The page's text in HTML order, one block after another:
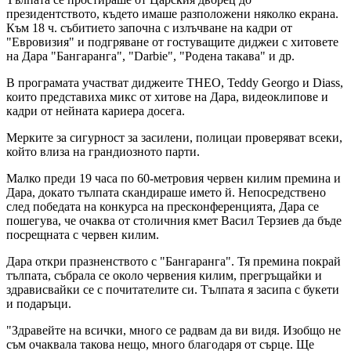
президентството, където имаше разположени няколко екрана.
Към 18 ч. събитието започна с излъчване на кадри от
"Евровизия" и подгряване от гостуващите диджеи с хитовете
на Дара "Бангаранга", "Darbie", "Родена такава" и др.
В програмата участват диджеите THEO, Teddy Georgo и Diass,
които представиха микс от хитове на Дара, видеоклипове и
кадри от нейната кариера досега.
Мерките за сигурност за засилени, полицаи проверяват всеки,
който влиза на грандиозното парти.
Малко преди 19 часа по 60-метровия червен килим премина и
Дара, докато тълпата скандираше името й. Непосредствено
след победата на конкурса на пресконференцията, Дара се
пошегува, че очаква от столичния кмет Васил Терзиев да бъде
посрещната с червен килим.
Дара откри празненството с "Бангаранга". Тя премина покрай
тълпата, събрала се около червения килим, прегръщайки и
здрависвайки се с почитателите си. Тълпата я засипа с букети
и подаръци.
"Здравейте на всички, много се радвам да ви видя. Изобщо не
съм очаквала такова нещо, много благодаря от сърце. Ще